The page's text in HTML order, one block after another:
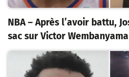
NBA – Après l’avoir battu,
sac sur Victor